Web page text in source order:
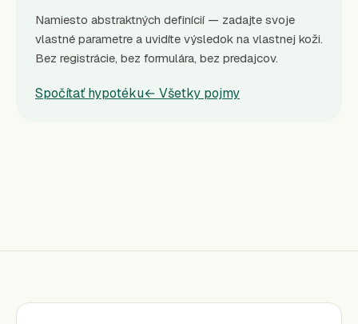
Namiesto abstraktných definícií — zadajte svoje
vlastné parametre a uvidíte výsledok na vlastnej koži.
Bez registrácie, bez formulára, bez predajcov.
Spočítať hypotéku← Všetky pojmy